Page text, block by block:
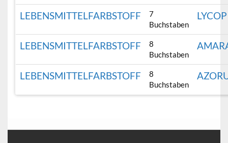
LEBENSMITTELFARBSTOFF
7
Buchstaben
LEBENSMITTELFARBSTOFF
8
Buchstaben
LEBENSMITTELFARBSTOFF
8
Buchstaben